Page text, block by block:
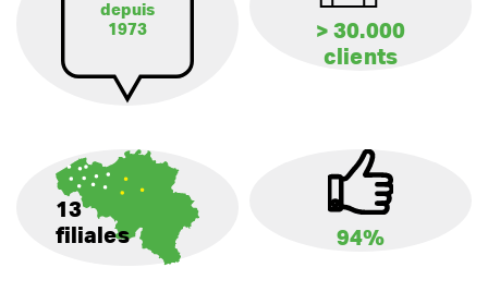
depuis
1973
> 30.000
clients
13
filiales
94%